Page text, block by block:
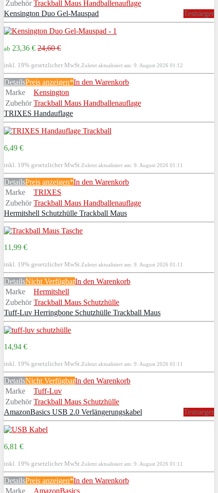
Zubehör Trackball Maus Handballenauflage
Testsieger
Kensington Duo Gel-Mauspad
ab 23,36 € 24,60 €
inkl. 19% gesetzlicher MwSt.Zuletzt aktualisiert am: 9. August 2026 01:12
DetailsPreis anzeigen*In den Warenkorb
Marke
Kensington
Zubehör Trackball Maus Handballenauflage
TRIXES Handauflage
6,49 €
inkl. 19% gesetzlicher MwSt.Zuletzt aktualisiert am: 9. August 2026 01:11
DetailsPreis anzeigen*In den Warenkorb
Marke
TRIXES
Zubehör Trackball Maus Handballenauflage
Hermitshell Schutzhülle Trackball Maus
11,99 €
inkl. 19% gesetzlicher MwSt.Zuletzt aktualisiert am: 9. August 2026 01:11
DetailsNicht VerfügbarIn den Warenkorb
Marke
Hermitshell
Zubehör Trackball Maus Schutzhülle
Tuff-Luv Herringbone Schutzhülle Trackball Maus
14,94 €
inkl. 19% gesetzlicher MwSt.Zuletzt aktualisiert am: 9. August 2026 01:11
DetailsNicht VerfügbarIn den Warenkorb
Marke
Tuff-Luv
Zubehör Trackball Maus Schutzhülle
Testsieger
AmazonBasics USB 2.0 Verlängerungskabel
6,81 €
inkl. 19% gesetzlicher MwSt.Zuletzt aktualisiert am: 9. August 2026 01:11
DetailsPreis anzeigen*In den Warenkorb
Marke
AmazonBasics